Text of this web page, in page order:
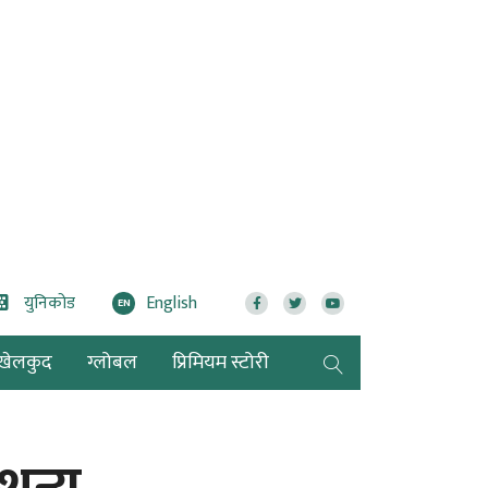
युनिकोड EN English
ग्लोबल प्रिमियम स्टोरी